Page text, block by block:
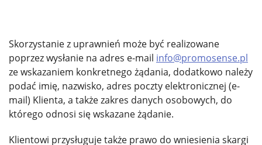
Skorzystanie z uprawnień może być realizowane
poprzez wysłanie na adres e-mail info@promosense.pl
ze wskazaniem konkretnego żądania, dodatkowo należy
podać imię, nazwisko, adres poczty elektronicznej (e-
mail) Klienta, a także zakres danych osobowych, do
którego odnosi się wskazane żądanie.
Klientowi przysługuje także prawo do wniesienia skargi